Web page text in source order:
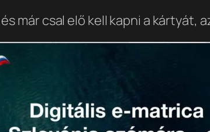
már csal elő kell kapni a kártyát,